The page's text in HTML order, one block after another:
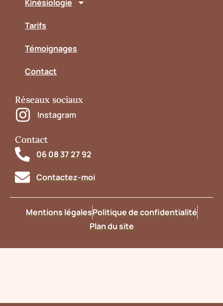
Kinésiologie
Tarifs
Témoignages
Contact
Réseaux sociaux
Instagram
Contact
06 08 37 27 92
Contactez-moi
Mentions légalesPolitique de confidentialité
Plan du site